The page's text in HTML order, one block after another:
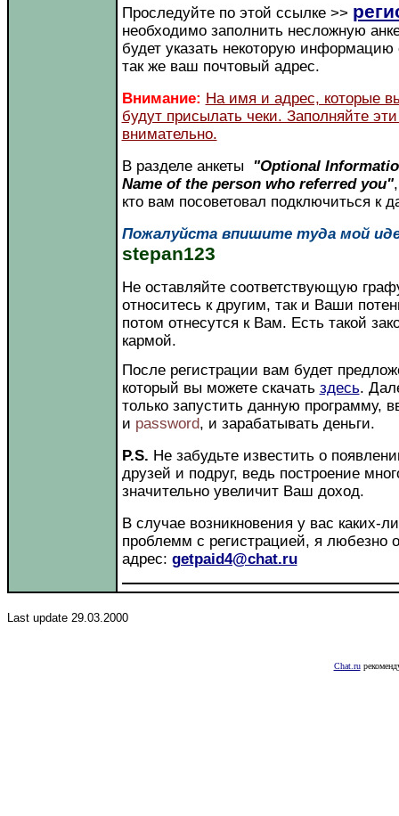
Проследуйте по этой ссылке >>
необходимо заполнить несложную
будет указать некоторую
так же ваш почтовый адрес.
Внимание: На имя и адрес, которые
будут присылать чеки. Заполняйте
внимательно.
В разделе анкеты
"Optional
Name of the person who referred you"
кто вам посоветовал подключиться к
Пожалуйста впишите туда мой
stepan123
Не оставляйте соответствующую
относитесь к другим, так и Ваши
потом отнесутся к Вам. Есть такой
кармой.
После регистрации вам будет
который вы можете скачать здесь.
только запустить данную программу,
и password, и зарабатывать деньги.
P.S. Не забудьте известить о
друзей и подруг, ведь построение
значительно увеличит Ваш доход.
В случае возникновения у вас каких-
проблемм с регистрацией, я любезно
адрес: getpaid4@chat.ru
Last update 29.03.2000
Chat.ru